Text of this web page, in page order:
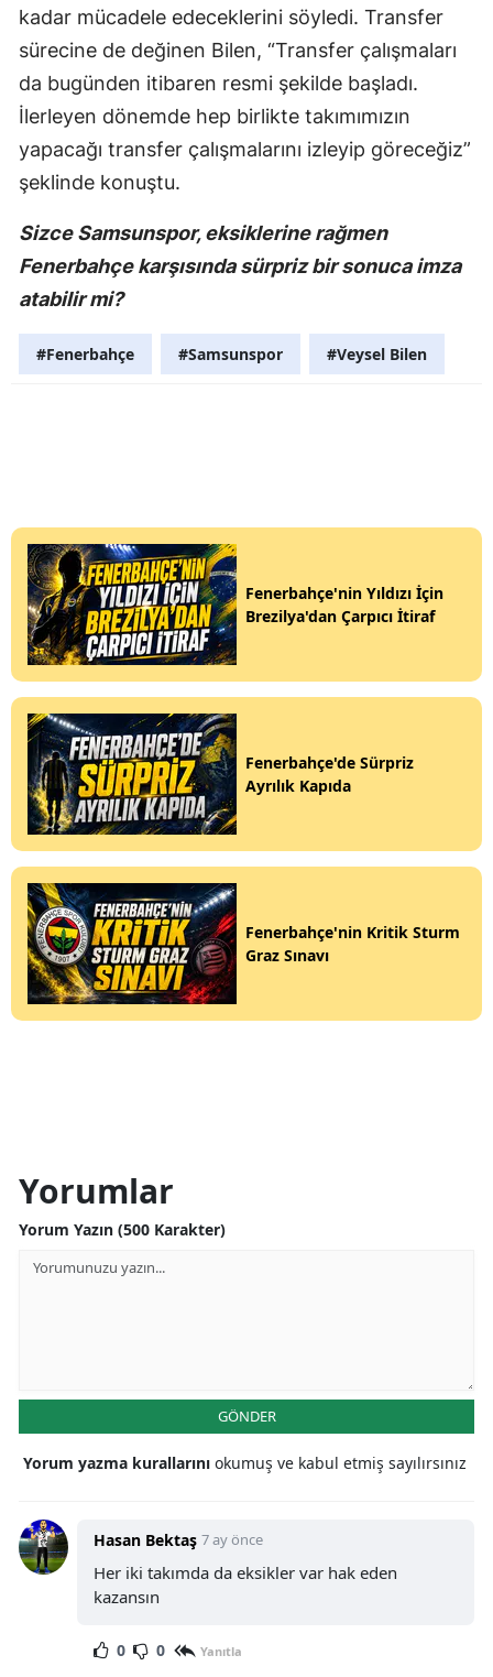
kadar mücadele edeceklerini söyledi. Transfer
sürecine de değinen Bilen, “Transfer çalışmaları
da bugünden itibaren resmi şekilde başladı.
İlerleyen dönemde hep birlikte takımımızın
yapacağı transfer çalışmalarını izleyip göreceğiz”
şeklinde konuştu.
Sizce Samsunspor, eksiklerine rağmen
Fenerbahçe karşısında sürpriz bir sonuca imza
atabilir mi?
#Fenerbahçe #Samsunspor #Veysel Bilen
Fenerbahçe'nin Yıldızı İçin
Brezilya'dan Çarpıcı İtiraf
Fenerbahçe'de Sürpriz
Ayrılık Kapıda
Fenerbahçe'nin Kritik Sturm
Graz Sınavı
Yorumlar
Yorum Yazın (500 Karakter)
GÖNDER
Yorum yazma kurallarını okumuş ve kabul etmiş sayılırsınız
Hasan Bektaş 7 ay önce
Her iki takımda da eksikler var hak eden
kazansın
0 0 Yanıtla